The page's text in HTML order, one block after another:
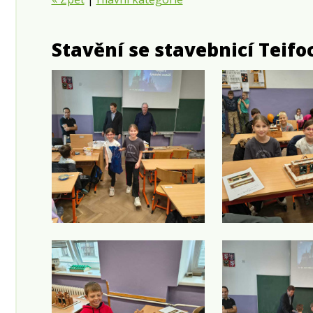
Stavění se stavebnicí